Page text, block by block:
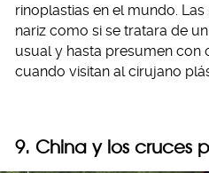
rinoplastias en el mundo.
nariz como si se tratara de
usual y hasta presumen con
cuando visitan al cirujano
9. China y los cruces